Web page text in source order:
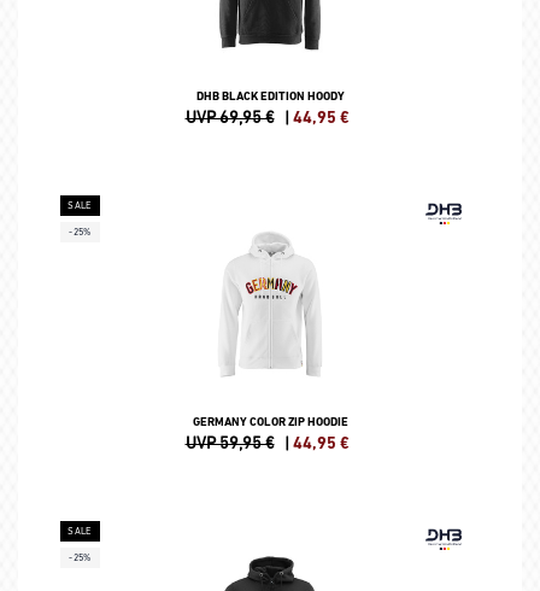
DHB BLACK EDITION HOODY
UVP 69,95 € | 44,95 €
SALE
-25%
GERMANY COLOR ZIP HOODIE
UVP 59,95 € | 44,95 €
SALE
-25%